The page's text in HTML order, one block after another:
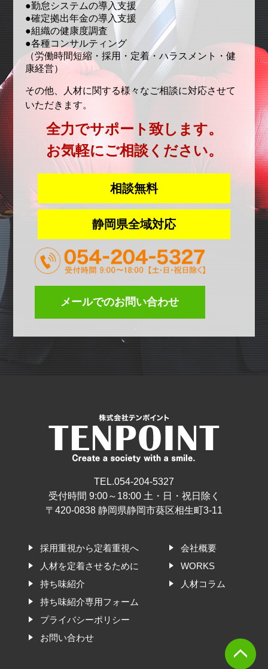
●勤怠システムの導入支援
●確定拠出年金の導入支援
●組織の健康度調査
●各種コンサルティング
（労働時間短縮・採用・定着・ハラスメント・健
康経営）
その他、人材に関する様々なご相談に対応させて
いただきます。
全力でサポート致します。
お気軽にご相談ください。
相談無料
静岡県全域対応
メールでのお問い合わせ
TEL.054-204-5327
受付時間 9:00～18:00 土・日・祝日除く
〒420-0838 静岡県静岡市葵区相生町3-11
採用重視から定着重視へ
人材を定着させるために
持ち味紹介
会社概要
WORKS
人材コラム
持ち味紹介専用フォーム
プライバシーポリシー
お問い合わせ